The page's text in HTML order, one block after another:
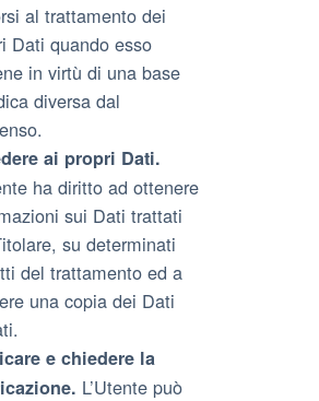
al trattamento dei
Dati quando esso
in virtù di una base
diversa dal
ai propri Dati.
ha diritto ad ottenere
sui Dati trattati
su determinati
del trattamento ed a
una copia dei Dati
e chiedere la
L’Utente può